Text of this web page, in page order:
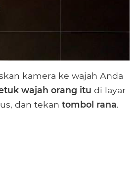
kamera ke wajah Anda
wajah orang itu di layar
dan tekan tombol rana.